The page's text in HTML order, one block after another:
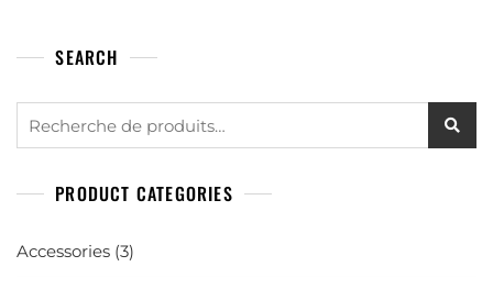
SEARCH
PRODUCT CATEGORIES
Accessories (3)